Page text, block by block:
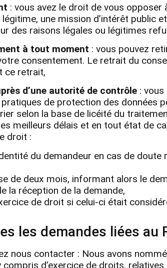
: vous avez le droit de vous
une mission d’intérêt public
des raisons légales ou légitimes
à tout moment : vous pouvez
consentement. Le retrait du
ce retrait,
d’une autorité de contrôle :
de protection des données
selon la base de licéité du
meilleurs délais et en tout état de
droit :
du demandeur en cas de
de deux mois, informant alors le
la réception de la demande,
de droit si celui-ci était
les demandes liées au
nous contacter : Nous avons
d’exercice de droits,